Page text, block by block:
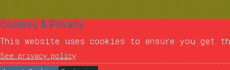
Cookies & Privacy
This website uses cookies to ensure you get
See privacy policy